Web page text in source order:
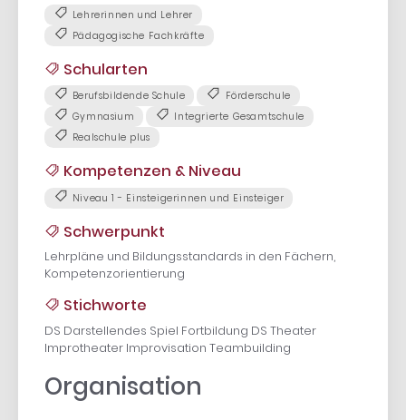
Lehrerinnen und Lehrer
Pädagogische Fachkräfte
Schularten
Berufsbildende Schule
Förderschule
Gymnasium
Integrierte Gesamtschule
Realschule plus
Kompetenzen & Niveau
Niveau 1 - Einsteigerinnen und Einsteiger
Schwerpunkt
Lehrpläne und Bildungsstandards in den Fächern,
Kompetenzorientierung
Stichworte
DS Darstellendes Spiel Fortbildung DS Theater
Improtheater Improvisation Teambuilding
Organisation